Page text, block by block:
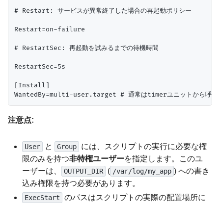
# Restart: サービスが異常終了した場合の再起動ポリシー
Restart=on-failure
# RestartSec: 再起動を試みるまでの待機時間
RestartSec=5s
[Install]
注意点:
User と Group
には、スクリプトの実行に必要な権
限のみを持つ非特権ユーザーを指定します。このユ
ーザーは、
OUTPUT_DIR ( /var/log/my_app ) への書き
込み権限を持つ必要があります。
ExecStart
のパスはスクリプトの実際の配置場所に